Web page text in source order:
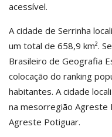
acessível.
A cidade de Serrinha
um total de 658,9 km².
Brasileiro de Geografia
colocação do ranking
habitantes. A cidade
na mesorregião Agreste
Agreste Potiguar.